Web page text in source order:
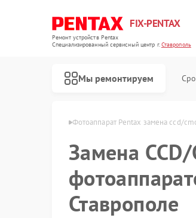
FIX-PENTAX
Ремонт устройств Pentax
Специализированный cервисный центр г.Ставрополь
Мы ремонтируем
Фотоаппарат Pentax замена ccd/
Замена
Ставрополе